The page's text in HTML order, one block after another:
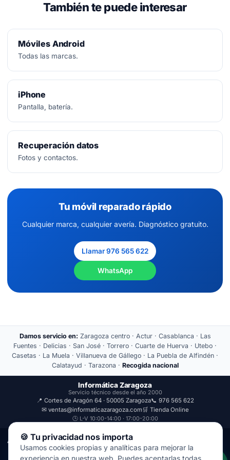
También te puede interesar
Móviles Android
Todas las marcas.
iPhone
Pantalla, batería.
Recuperación datos
Fotos y contactos.
Tu móvil reparado rápido
Cualquier marca, cualquier avería. Diagnóstico gratuito.
Llamar 976 565 622
WhatsApp
Damos servicio en: Zaragoza centro · Actur · Casablanca · Las
Fuentes · Delicias · San José · Torrero · Cuarte de Huerva · Utebo ·
Casetas · La Muela · Villanueva de Gállego · La Puebla de Alfindén ·
Calatayud · Tarazona · Recogida nacional
Informática Zaragoza
Servicio técnico desde el año 2000
📍 Cortes de Aragón 64 · 50005 Zaragoza📞 976 565 622
✉ ventas@informaticazaragoza.com🛒 Tienda Online
🕒 L-V 10:00-14:00 · 17:00-20:00
Aviso Legal
Política de Privacidad
© 2000-2026 · Javal Informática S.L. · Tienda Informática Zaragoza
🍪 Tu privacidad nos importa
Usamos cookies propias y analíticas para mejorar la
experiencia en nuestra web. Puedes aceptarlas todas,